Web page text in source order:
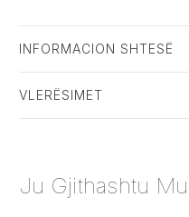
INFORMACION SHTESË
VLERËSIMET
Ju Gjithashtu